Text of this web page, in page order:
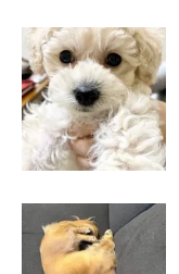
@rosetheme_